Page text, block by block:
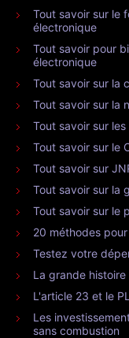
Tout savoir sur le
électronique
Tout savoir pour
électronique
Tout savoir sur la
Tout savoir sur la
Tout savoir sur
Tout savoir sur le
Tout savoir sur
Tout savoir sur la
Tout savoir sur le
20 méthodes
Testez votre
La grande
L'article 23 et le
Les
sans combustion